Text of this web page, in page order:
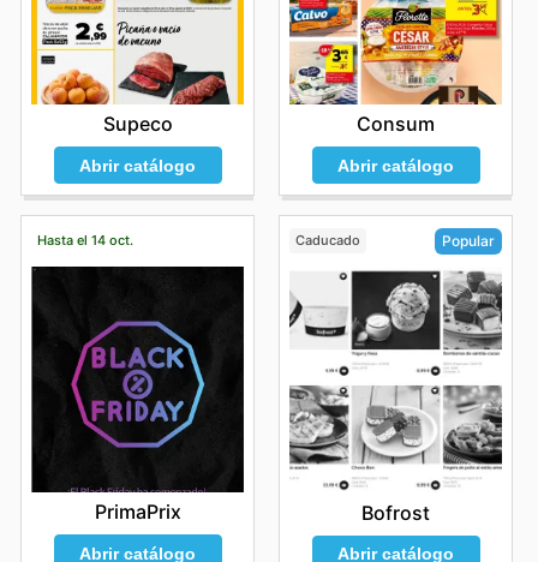
Supeco
Abrir catálogo
Consum
Abrir catálogo
Hasta el 14 oct.
PrimaPrix
Abrir catálogo
Caducado Popular
Bofrost
Abrir catálogo